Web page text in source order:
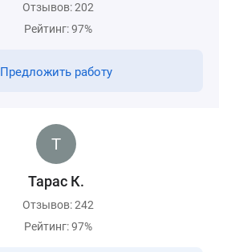
Отзывов: 202
Рейтинг: 97%
Предложить работу
Тарас К.
Отзывов: 242
Рейтинг: 97%